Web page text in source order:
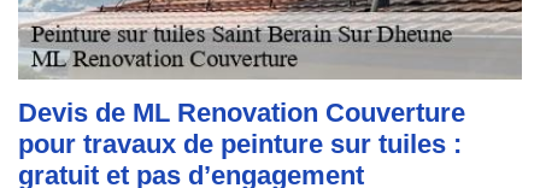
Devis de ML Renovation Couverture
pour travaux de peinture sur tuiles :
gratuit et pas d’engagement